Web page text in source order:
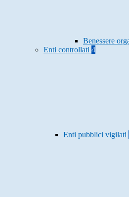
Benessere
Enti controllati 4
Enti pubblici vigilati